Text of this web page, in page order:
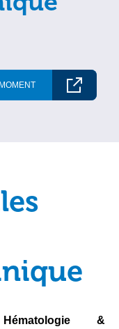
Hématologie &